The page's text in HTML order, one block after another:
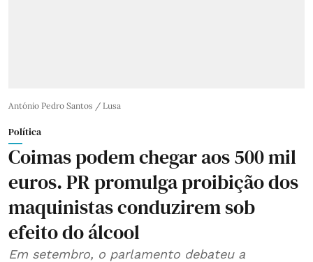
António Pedro Santos / Lusa
Política
Coimas podem chegar aos 500 mil
euros. PR promulga proibição dos
maquinistas conduzirem sob
efeito do álcool
Em setembro, o parlamento debateu a